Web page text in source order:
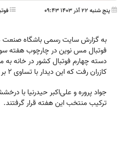
پنج شنبه 22 آذر 1403 09:43
به گزارش سایت رسمی باشگاه
فوتبال مس نوین در چارچوب هفته
دسته چهارم فوتبال کشور در خانه به
کازران رفت که این دیدار با تساوی ۲ بر ۲ به پایان رسید.
جواد پروره و علی‌اکبر حیدرنیا با
ترکیب منتخب این هفته قرار گرفتند.